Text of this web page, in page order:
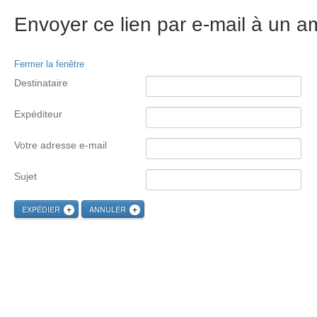
Envoyer ce lien par e-mail à un
Fermer la fenêtre
Destinataire
Expéditeur
Votre adresse e-mail
Sujet
EXPÉDIER ANNULER